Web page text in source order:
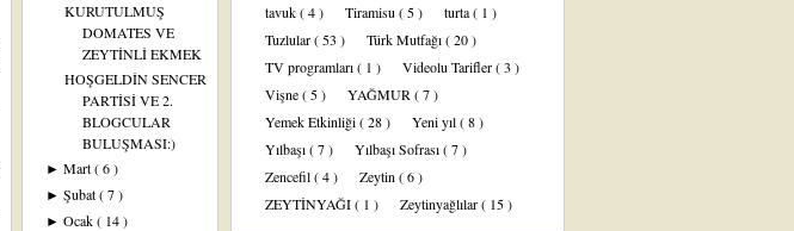
KURUTULMUŞ
DOMATES VE
ZEYTİNLİ EKMEK
HOŞGELDİN SENCER
PARTİSİ VE 2.
BLOGCULAR
BULUŞMASI:)
►Mart( 6 )
►Şubat( 7 )
►Ocak( 14 )
tavuk( 4 ) Tiramisu ( 5 ) turta( 1 )
Tuzlular( 53 ) Türk Mutfağı( 20 )
TV programları( 1 ) Videolu Tarifler( 3 )
Vişne( 5 ) YAĞMUR ( 7 )
Yemek Etkinliği( 28 ) Yeni yıl( 8 )
Yılbaşı( 7 ) Yılbaşı Sofrası( 7 )
Zencefil( 4 ) Zeytin ( 6 )
ZEYTİNYAĞI( 1 ) Zeytinyağlılar( 15 )